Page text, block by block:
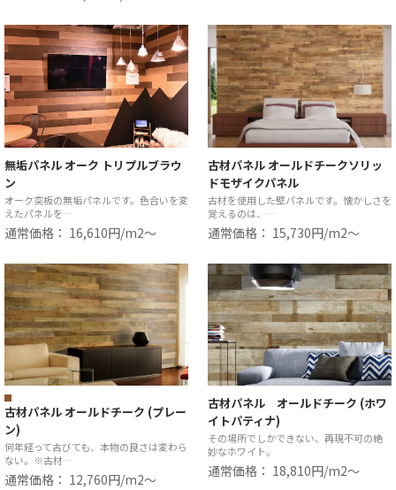
無垢パネル オーク トリプルブラウ
ン
オーク突板の無垢パネルです。色合いを変
えたパネルを…
通常価格： 16,610円/m2〜
古材パネル オールドチークソリッ
ドモザイクパネル
古材を使用した壁パネルです。懐かしさを
覚えるのは、…
通常価格： 15,730円/m2〜
古材パネル オールドチーク (プレー
ン)
何年経って古びても、本物の良さは変わら
ない。※古材…
通常価格： 12,760円/m2〜
古材パネル オールドチーク (ホワ
イトパティナ)
その場所でしかできない、再現不可の絶
妙なホワイト。
通常価格： 18,810円/m2〜